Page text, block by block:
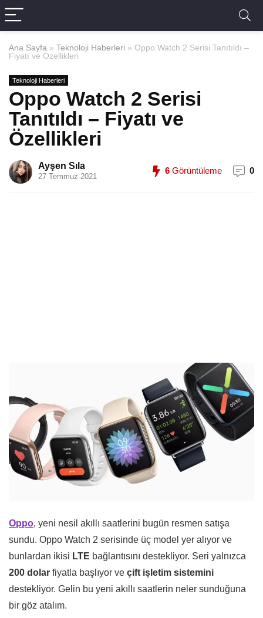
Ana Sayfa » Teknoloji Haberleri » Oppo Watch 2 Serisi Tanıtıldı –
Fiyatı ve Özellikleri
Teknoloji Haberleri
Oppo Watch 2 Serisi
Tanıtıldı – Fiyatı ve
Özellikleri
Ayşen Sıla
27 Temmuz 2021
6 Görüntüleme 0
Oppo, yeni nesil akıllı saatlerini bugün resmen satışa
sundu. Oppo Watch 2 serisinde üç model yer alıyor ve
bunlardan ikisi LTE bağlantısını destekliyor. Seri yalnızca
200 dolar fiyatla başlıyor ve çift işletim sistemini
destekliyor. Gelin bu yeni akıllı saatlerin neler sunduğuna
bir göz atalım.